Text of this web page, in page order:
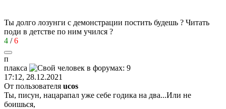
Ты долго лозунги с демонстрации постить будешь ? Читать
поди в детстве по ним учился ?
4 /6
п
плакcа
17:12, 28.12.2021
От пользователя ucos
Ты, писун, нацарапал уже себе годика на два...Или не
боишься,